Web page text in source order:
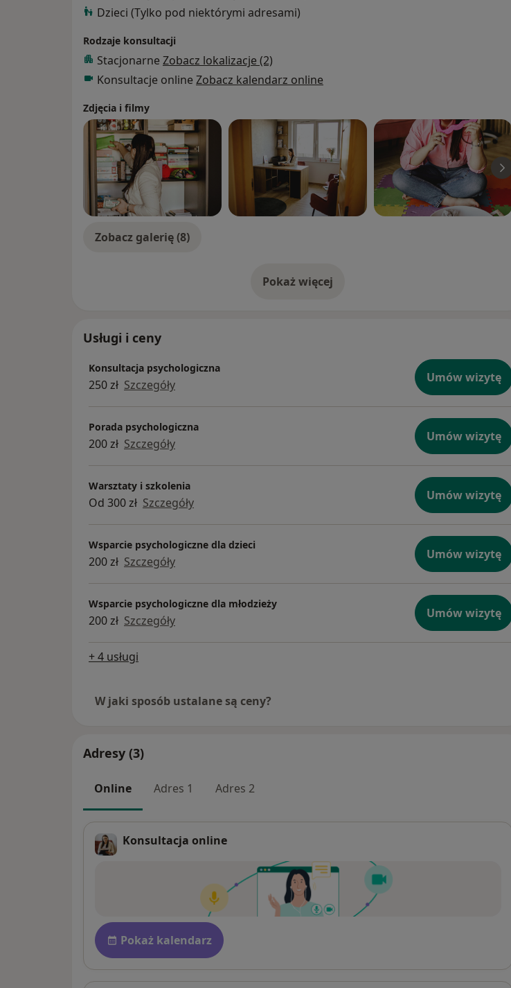
Współpracuję z dziećmi i młodzieżą udzielając indywidualnego wsparcia oraz
funkcji poznawczych.
Dzieci (Tylko pod niektórymi adresami)
Rodzaje konsultacji
Stacjonarne Zobacz lokalizacje (2)
Konsultacje online Zobacz kalendarz online
Zdjęcia i filmy
Zobacz galerię (8)
Pokaż więcejo doświadczeniu
Usługi i ceny
Konsultacja psychologiczna
250 zł Szczegóły Umów wizytę
Porada psychologiczna
200 zł Szczegóły Umów wizytę
Warsztaty i szkolenia
Od 300 zł Szczegóły Umów wizytę
Wsparcie psychologiczne dla dzieci
200 zł Szczegóły Umów wizytę
Wsparcie psychologiczne dla młodzieży
200 zł Szczegóły Umów wizytę
+ 4 usługi
W jaki sposób ustalane są ceny?
Adresy (3)
Online Adres 1 Adres 2
Konsultacja online
Dostępność
Pokaż kalendarz